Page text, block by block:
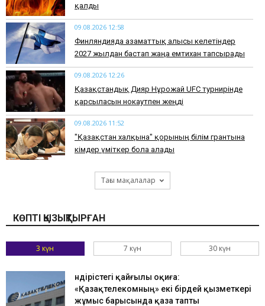
қалды
09.08.2026 12:58
Финляндияда азаматтық алғысы келетіндер
2027 жылдан бастап жаңа емтихан тапсырады
09.08.2026 12:26
Қазақстандық Дияр Нұрғожай UFC турнирінде
қарсыласын нокаутпен жеңді
09.08.2026 11:52
"Қазақстан халқына" қорының білім грантына
кімдер үміткер бола алады
Тағы мақалалар
КӨПТІ ҚЫЗЫҚТЫРҒАН
3 күн 7 күн 30 күн
Өндірістегі қайғылы оқиға:
«Қазақтелекомның» екі бірдей қызметкері
жұмыс барысында қаза тапты